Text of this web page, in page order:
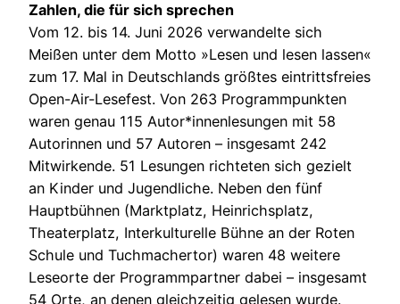
Zahlen, die für sich sprechen
Vom 12. bis 14. Juni 2026 verwandelte sich
Meißen unter dem Motto »Lesen und lesen lassen«
zum 17. Mal in Deutschlands größtes eintrittsfreies
Open-Air-Lesefest. Von 263 Programmpunkten
waren genau 115 Autor*innenlesungen mit 58
Autorinnen und 57 Autoren – insgesamt 242
Mitwirkende. 51 Lesungen richteten sich gezielt
an Kinder und Jugendliche. Neben den fünf
Hauptbühnen (Marktplatz, Heinrichsplatz,
Theaterplatz, Interkulturelle Bühne an der Roten
Schule und Tuchmachertor) waren 48 weitere
Leseorte der Programmpartner dabei – insgesamt
54 Orte, an denen gleichzeitig gelesen wurde.